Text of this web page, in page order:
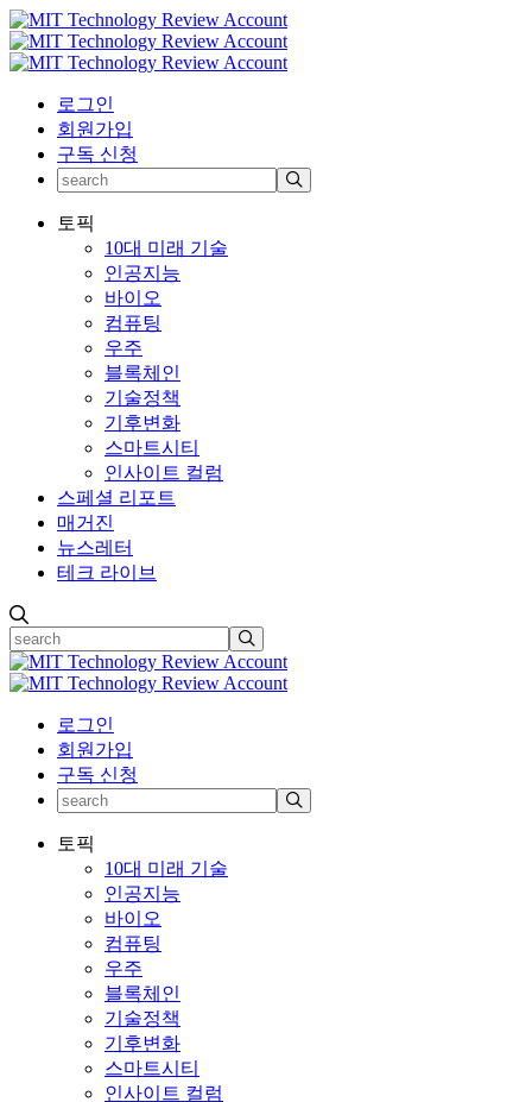
로그인
회원가입
구독 신청
토픽
10대 미래 기술
인공지능
바이오
컴퓨팅
우주
블록체인
기술정책
기후변화
스마트시티
인사이트 컬럼
스페셜 리포트
매거진
뉴스레터
테크 라이브
로그인
회원가입
구독 신청
토픽
10대 미래 기술
인공지능
바이오
컴퓨팅
우주
블록체인
기술정책
기후변화
스마트시티
인사이트 컬럼